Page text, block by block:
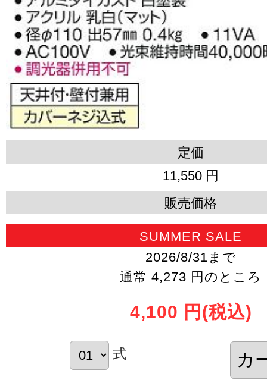
定価
11,550 円
販売価格
SUMMER SALE
2026/8/31まで
通常 4,273 円のところ
4,100 円 (税込)
式